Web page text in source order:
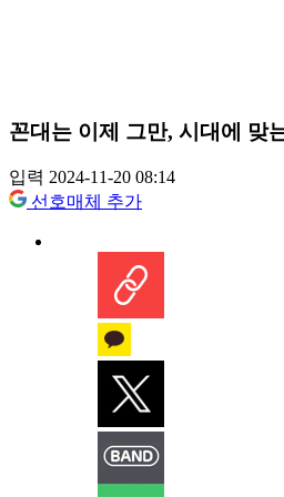
꼰대는 이제 그만, 시대에 맞
입력 2024-11-20 08:14
선호매체 추가